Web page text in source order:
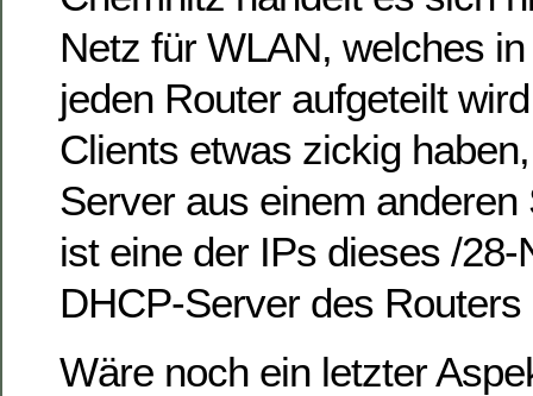
Netz für WLAN, welches
jeden Router aufgeteilt
Clients etwas zickig
Server aus einem
ist eine der IPs dieses /
DHCP-Server des
Wäre noch ein letzter